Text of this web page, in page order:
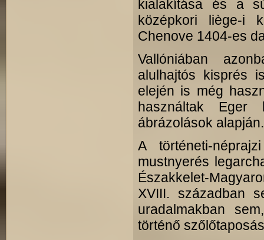
kialakítása és a
középkori liège-i
Chenove 1404-es
Vallóniában
alulhajtós kisprés
elején is még
használtak
ábrázolások alapján.
A történeti-
mustnyerés
Északkelet-
XVIII. században
uradalmakban
történő